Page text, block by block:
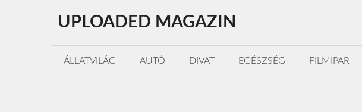
tartalomba
UPLOADED MAGAZIN
ÁLLATVILÁG AUTÓ DIVAT EGÉSZSÉG FILMIPAR